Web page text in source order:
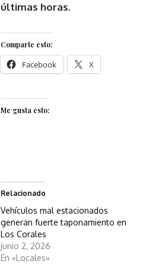
últimas horas.
Comparte esto:
Facebook X
Me gusta esto:
Relacionado
Vehículos mal estacionados
generan fuerte taponamiento en
Los Corales
junio 2, 2026
En «Locales»